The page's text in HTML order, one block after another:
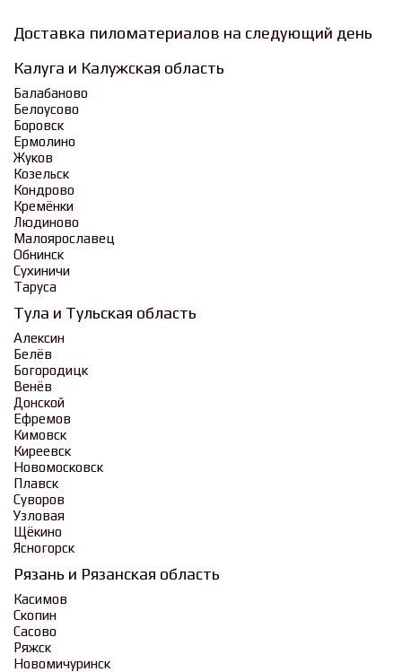
Доставка пиломатериалов на следующий день
Калуга и Калужская область
Балабаново
Белоусово
Боровск
Ермолино
Жуков
Козельск
Кондрово
Кремёнки
Людиново
Малоярославец
Обнинск
Сухиничи
Таруса
Тула и Тульская область
Алексин
Белёв
Богородицк
Венёв
Донской
Ефремов
Кимовск
Киреевск
Новомосковск
Плавск
Суворов
Узловая
Щёкино
Ясногорск
Рязань и Рязанская область
Касимов
Скопин
Сасово
Ряжск
Новомичуринск